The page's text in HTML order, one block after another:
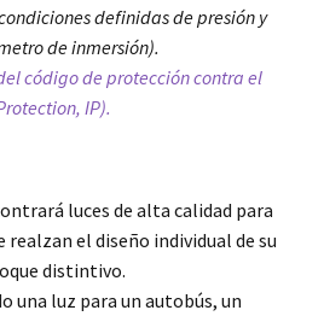
definidas de presión y
de inmersión).
código de protección contra el
IP).
luces de alta calidad para
realzan el diseño individual de su
distintivo.
una luz para un autobús, un